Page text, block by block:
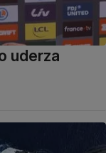
uderza